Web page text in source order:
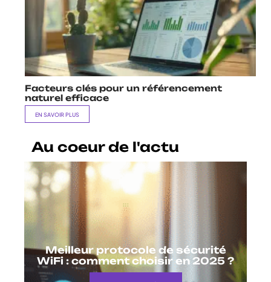
Facteurs clés pour un référencement
naturel efficace
EN SAVOIR PLUS
Au coeur de l'actu
Meilleur protocole de sécurité
WiFi : comment choisir en 2025 ?